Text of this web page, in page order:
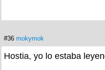
#36 mokymok
Hostia, yo lo estaba